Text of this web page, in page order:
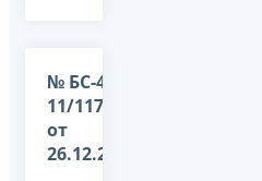
№ БС-4-
11/11723@
от
26.12.2025